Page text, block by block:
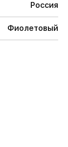
Россия
Фиолетовый